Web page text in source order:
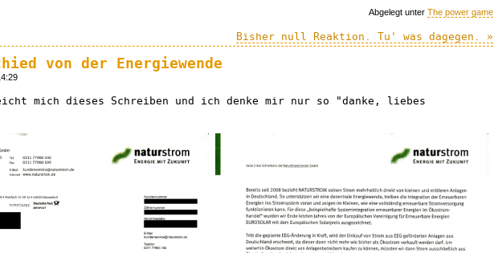
Abgelegt unter The power game
Bisher null Reaktion. Tu' was dagegen. »
von der Energiewende
mich dieses Schreiben und ich denke mir nur so "danke, liebes